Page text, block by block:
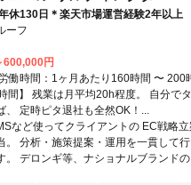
休130日＊楽天市場運営経験2年以上
ーフ
600,000円
働時間：1ヶ月あたり160時間 〜 200
間】 残業は月平均20h程度。 自分で
、 定時ピタ退社も全然OK！...
など使ってクライアントの EC戦略立
。 分析・施策提案・運用を一貫して
。 デロンギ等、ナショナルブランドの